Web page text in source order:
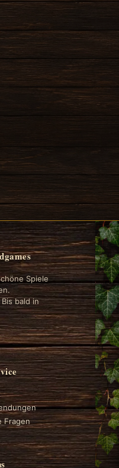
Spiele
bald in
Fragen